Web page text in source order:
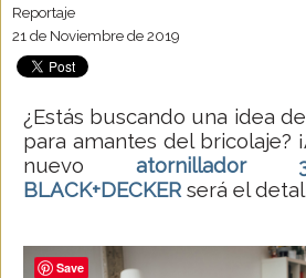
Reportaje
21 de Noviembre de 2019
¿Estás buscando una idea
para amantes del bricolaje?
nuevo
BLACK+DECKER será el
Save